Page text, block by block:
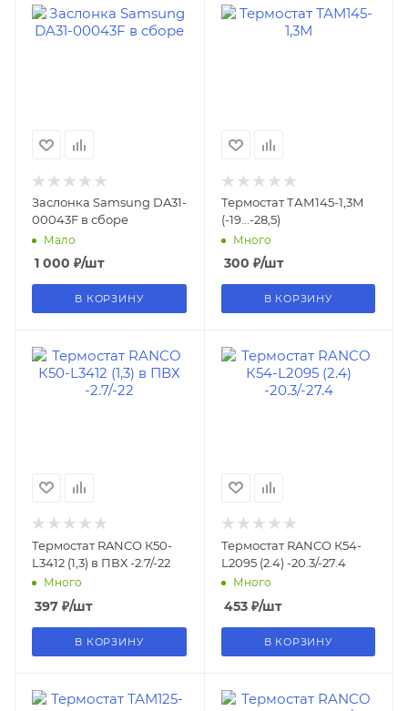
Заслонка Samsung DA31-
00043F в сборе
Мало
1 000 ₽/шт
В КОРЗИНУ
Термостат ТАМ145-1,3М
(-19...-28,5)
Много
300 ₽/шт
В КОРЗИНУ
Термостат RANCO К50-
L3412 (1,3) в ПВХ -2.7/-22
Много
397 ₽/шт
В КОРЗИНУ
Термостат RANCO К54-
L2095 (2.4) -20.3/-27.4
Много
453₽/шт
В КОРЗИНУ